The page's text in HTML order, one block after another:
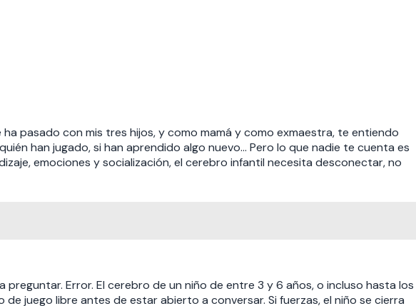
pasado con mis tres hijos, y como mamá y como exmaestra, te entiendo
han jugado, si han aprendido algo nuevo… Pero lo que nadie te cuenta es
emociones y socialización, el cerebro infantil necesita desconectar, no
Error. El cerebro de un niño de entre 3 y 6 años, o incluso hasta los
juego libre antes de estar abierto a conversar. Si fuerzas, el niño se cierra